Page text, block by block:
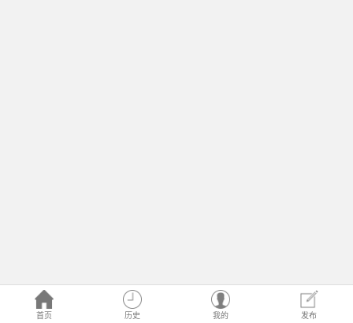
首页 历史 我的 发布